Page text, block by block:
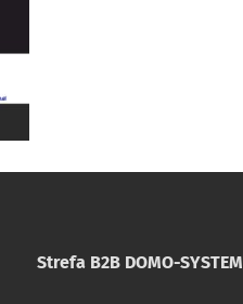
Strefa B2B DOMO-SYSTEM